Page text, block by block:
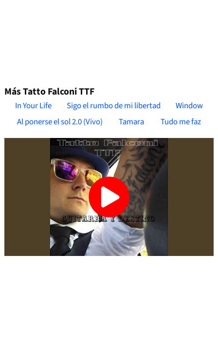
Más Tatto Falconi TTF
In Your Life Sigo el rumbo de mi libertad
Window
Al ponerse el sol 2.0 (Vivo)
Tamara Tudo me faz